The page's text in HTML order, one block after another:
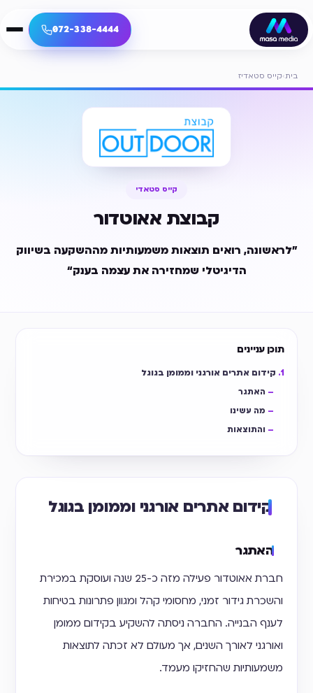
072-338-4444
בית›קייס סטאדיז
קייס סטאדי
קבוצת אאוטדור
לראשונה, רואים תוצאות משמעותיות מההשקעה בשיווק
הדיגיטלי שמחזירה את עצמה בענק
קידום אתרים אורגני וממומן בגוגל
האתגר
חברת אאוטדור פעילה מזה כ-25 שנה ועוסקת במכירת
והשכרת גידור זמני, מחסומי קהל ומגוון פתרונות בטיחות
לענף הבנייה. החברה ניסתה להשקיע בקידום ממומן
ואורגני לאורך השנים, אך מעולם לא זכתה לתוצאות
משמעותיות שהחזיקו מעמד.
תוכן עניינים
קידום אתרים אורגני וממומן בגוגל
האתגר
מה עשינו
והתוצאות​